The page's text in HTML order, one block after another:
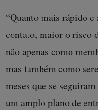
“Quanto mais rápido
contato, maior o risco
não apenas como
mas também como
meses que se
um amplo plano de